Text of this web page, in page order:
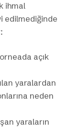
ihmal
edilmediğinde
açık
yaralardan
neden
yaraların